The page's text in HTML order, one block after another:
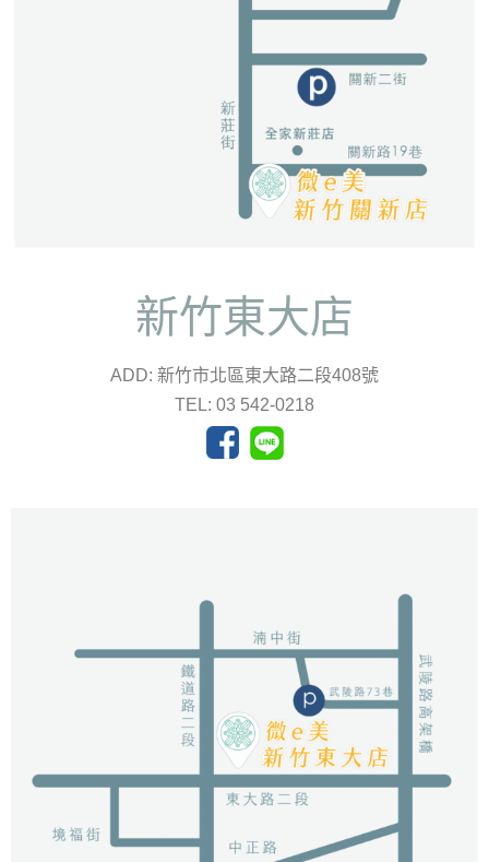
新竹東大店
ADD: 新竹市北區東大路二段408號
TEL: 03 542-0218